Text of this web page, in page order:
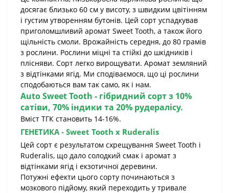
досягає близько 60 см у висоту, з швидким цвітінням
і густим утворенням бутонів. Цей сорт успадкував
приголомшливий аромат Sweet Tooth, а також його
щільність смоли. Врожайність середня, до 80 грамів
з рослини. Рослини міцні та стійкі до шкідників і
плісняви. Сорт легко вирощувати. Аромат земляний
з відтінками ягід. Ми сподіваємося, що ці рослини
сподобаються вам так само, як і нам.
Auto Sweet Tooth - гібридний сорт з 10%
сатіви, 70% індики та 20% рудералісу.
Вміст ТГК становить 14-16%.
ГЕНЕТИКА - Sweet Tooth x Ruderalis
Цей сорт є результатом схрещування Sweet Tooth і
Ruderalis, що дало солодкий смак і аромат з
відтінками ягід і екзотичної деревини.
Потужні ефекти цього сорту починаються з
мозкового підйому, який переходить у тривале